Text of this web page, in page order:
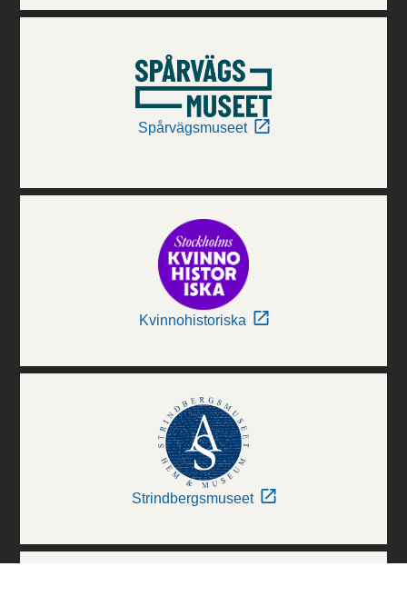
Spårvägsmuseet
Kvinnohistoriska
Strindbergsmuseet